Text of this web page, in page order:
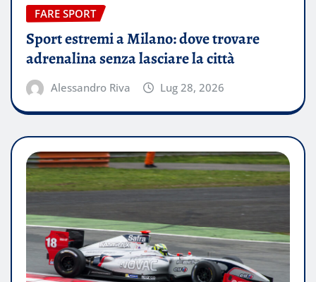
FARE SPORT
Sport estremi a Milano: dove trovare
adrenalina senza lasciare la città
Alessandro Riva Lug 28, 2026